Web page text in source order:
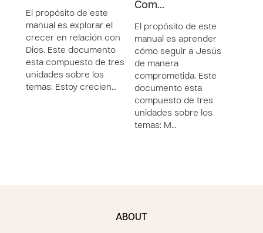
El propósito de este
manual es explorar el
crecer en relación con
Dios. Este documento
esta compuesto de tres
unidades sobre los
temas: Estoy crecien…
Com…
El propósito de este
manual es aprender
cómo seguir a Jesús
de manera
comprometida. Este
documento esta
compuesto de tres
unidades sobre los
temas: M…
ABOUT